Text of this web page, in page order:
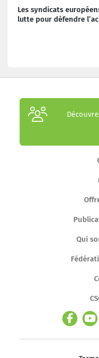
Les syndicats
lutte pour défendre
Qui